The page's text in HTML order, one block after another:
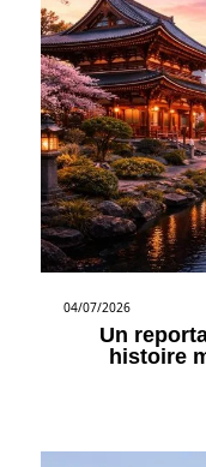
04/07/2026
Un
histoire